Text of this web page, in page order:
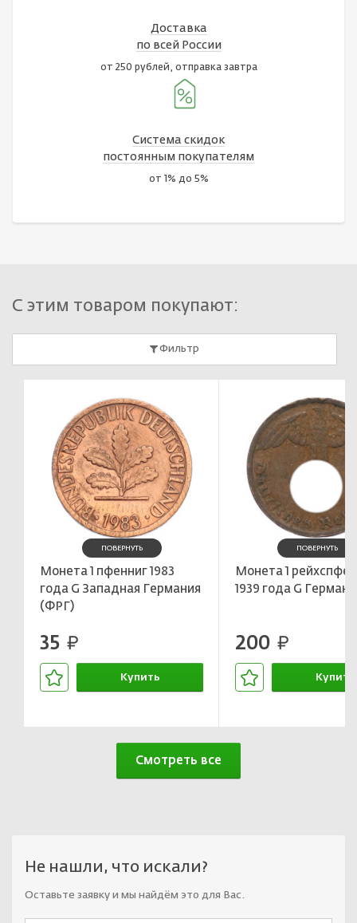
Доставка
по всей России
от 250 рублей, отправка завтра
Система скидок
постоянным покупателям
от 1% до 5%
С этим товаром покупают:
Фильтр
ПОВЕРНУТЬ
Монета 1 пфенниг 1983
года G Западная Германия
(ФРГ)
35 руб.
Купить
ПОВЕРНУТЬ
Монета 1
1939 года G
200 руб.
Купить
Смотреть все
Не нашли, что искали?
Оставьте заявку и мы найдём это для Вас.